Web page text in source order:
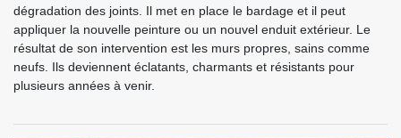
dégradation des joints. Il met en place le bardage et il peut
appliquer la nouvelle peinture ou un nouvel enduit extérieur. Le
résultat de son intervention est les murs propres, sains comme
neufs. Ils deviennent éclatants, charmants et résistants pour
plusieurs années à venir.